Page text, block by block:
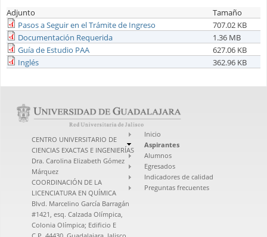
Adjunto
Tamaño
Pasos a Seguir en el Trámite de Ingreso
707.02 KB
Documentación Requerida
1.36 MB
Guía de Estudio PAA
627.06 KB
Inglés
362.96 KB
CENTRO UNIVERSITARIO DE
CIENCIAS EXACTAS E INGENIERÍAS
Dra. Carolina Elizabeth Gómez
Márquez
COORDINACIÓN DE LA
LICENCIATURA EN QUÍMICA
Blvd. Marcelino García Barragán
#1421, esq. Calzada Olímpica,
Colonia Olímpica; Edificio E
Inicio
Aspirantes
Alumnos
Egresados
Indicadores de calidad
Preguntas frecuentes